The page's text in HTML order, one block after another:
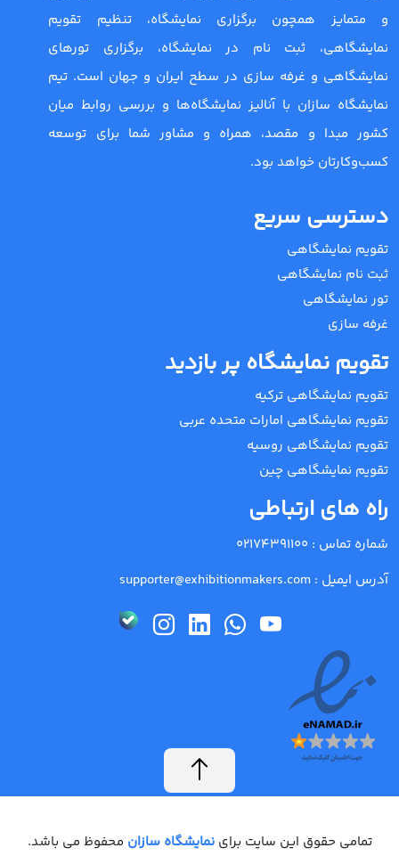
و متمایز همچون برگزاری نمایشگاه، تنظیم تقویم
نمایشگاهی، ثبت نام در نمایشگاه، برگزاری تورهای
نمایشگاهی و غرفه سازی در سطح ایران و جهان است. تیم
نمایشگاه سازان با آنالیز نمایشگاه‌ها و بررسی روابط میان
کشور مبدا و مقصد، همراه و مشاور شما برای توسعه
کسب‌وکارتان خواهد بود.
دسترسی سریع
تقویم نمایشگاهی
ثبت نام نمایشگاهی
تور نمایشگاهی
غرفه سازی
تقویم نمایشگاه پر بازدید
تقویم نمایشگاهی ترکیه
تقویم نمایشگاهی امارات متحده عربی
تقویم نمایشگاهی روسیه
تقویم نمایشگاهی چین
راه های ارتباطی
شماره تماس : 02174391100
آدرس ایمیل : supporter@exhibitionmakers.com
تمامی حقوق این سایت براینمایشگاه سازان محفوظ می باشد.